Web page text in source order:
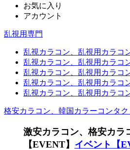
お気に入り
アカウント
乱視用専門
乱視カラコン、乱視用カラコ
乱視カラコン、乱視用カラコ
乱視カラコン、乱視用カラコ
乱視カラコン、乱視用カラコ
乱視カラコン、乱視用カラコ
格安カラコン、韓国カラーコンタ
激安カラコン、格安カラ
【EVENT】 イベント【